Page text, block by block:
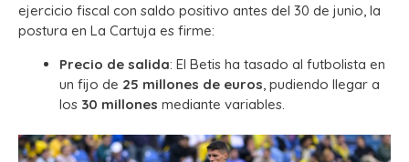
ejercicio fiscal con saldo positivo antes del 30 de junio, la
postura en La Cartuja es firme:
Precio de salida: El Betis ha tasado al futbolista en
un fijo de 25 millones de euros, pudiendo llegar a
los 30 millones mediante variables.